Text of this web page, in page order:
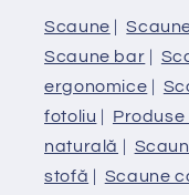
Scaune |
Scaune bar |
ergonomice |
fotoliu |
naturală |
stofă | Scaune